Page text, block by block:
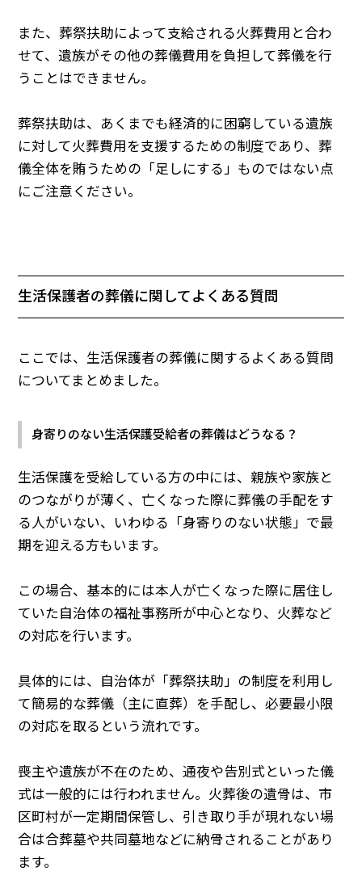
また、葬祭扶助によって支給される火葬費用と合わ
せて、遺族がその他の葬儀費用を負担して葬儀を行
うことはできません。
葬祭扶助は、あくまでも経済的に困窮している遺族
に対して火葬費用を支援するための制度であり、葬
儀全体を賄うための「足しにする」ものではない点
にご注意ください。
生活保護者の葬儀に関してよくある質問
ここでは、生活保護者の葬儀に関するよくある質問
についてまとめました。
身寄りのない生活保護受給者の葬儀はどうなる？
生活保護を受給している方の中には、親族や家族と
のつながりが薄く、亡くなった際に葬儀の手配をす
る人がいない、いわゆる「身寄りのない状態」で最
期を迎える方もいます。
この場合、基本的には本人が亡くなった際に居住し
ていた自治体の福祉事務所が中心となり、火葬など
の対応を行います。
具体的には、自治体が「葬祭扶助」の制度を利用し
て簡易的な葬儀（主に直葬）を手配し、必要最小限
の対応を取るという流れです。
喪主や遺族が不在のため、通夜や告別式といった儀
式は一般的には行われません。火葬後の遺骨は、市
区町村が一定期間保管し、引き取り手が現れない場
合は合葬墓や共同墓地などに納骨されることがあり
ます。